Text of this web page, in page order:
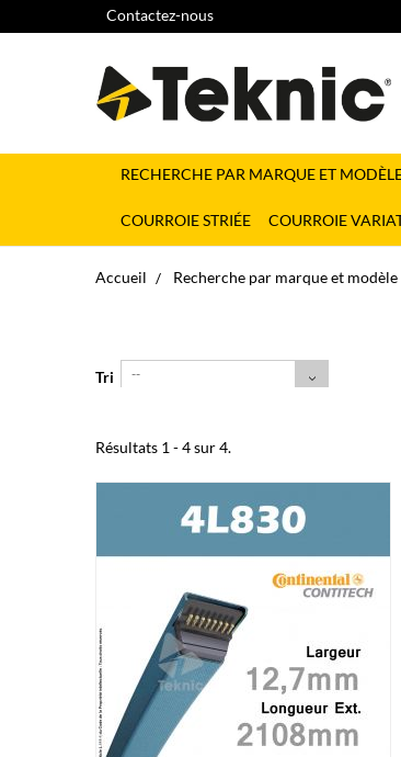
Contactez-nous
RECHERCHE PAR MARQUE ET
COURROIE STRIÉE COURROIE
Accueil Recherche par marque et modèle
Tri --
Résultats 1 - 4 sur 4.